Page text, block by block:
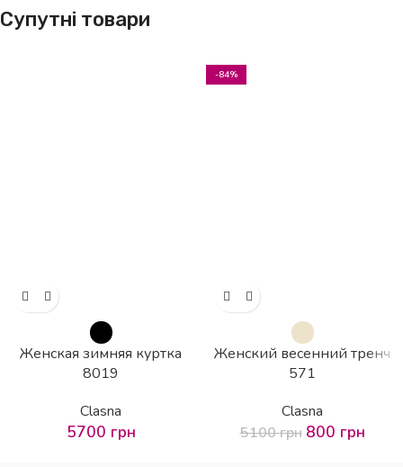
Супутні товари
Женская зимняя куртка
8019
Clasna
5700 грн
-84%
Женский весенний тренч
571
Clasna
5100грн 800 грн